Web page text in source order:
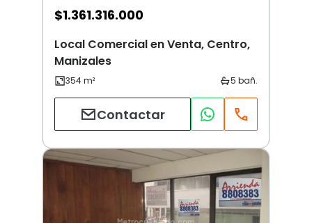
$1.361.316.000
Local Comercial en Venta, Centro,
Manizales
Contactar